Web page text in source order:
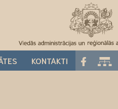
KONTAKTI